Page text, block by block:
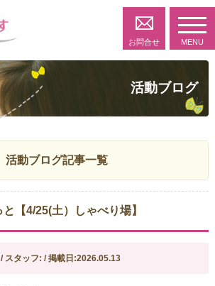
お問合せ MENU
活動ブログ
活動ブログ記事一覧
と【4/25(土）しゃべり場】
スタッフ: / 掲載日:2026.05.13